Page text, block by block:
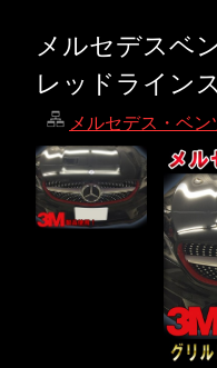
メルセデスベ
レッドライン
メルセデス・ベン